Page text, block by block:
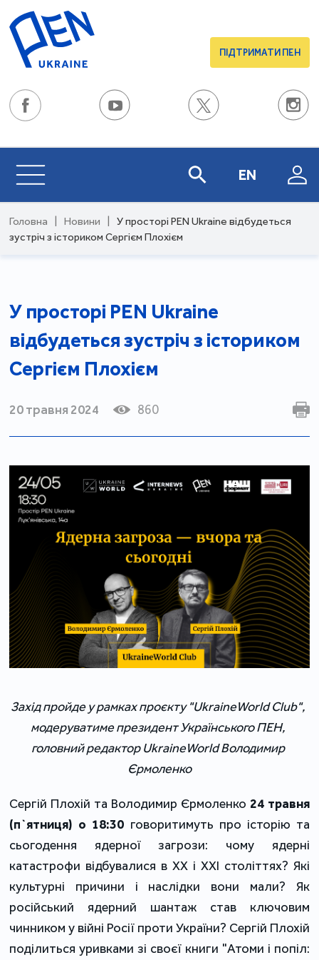
ПІДТРИМАТИ ПЕН
EN
Головна Новини
У просторі PEN Ukraine відбудеться
зустріч з істориком Сергієм Плохієм
У просторі PEN Ukraine
відбудеться зустріч з істориком
Сергієм Плохієм
20 травня 2024 860
Захід пройде у рамках проєкту "UkraineWorld Club",
модеруватиме президент Українського ПЕН,
головний редактор UkraineWorld Володимир
Єрмоленко
Сергій Плохій та Володимир Єрмоленко 24 травня
(п`ятниця) о 18:30 говоритимуть про історію та
сьогодення ядерної загрози: чому ядерні
катастрофи відбувалися в ХХ і ХХІ століттях? Які
культурні причини і наслідки вони мали? Як
російський ядерний шантаж став ключовим
чинником у війні Росії проти України? Сергій Плохій
поділиться уривками зі своєї книги "Атоми і попіл: